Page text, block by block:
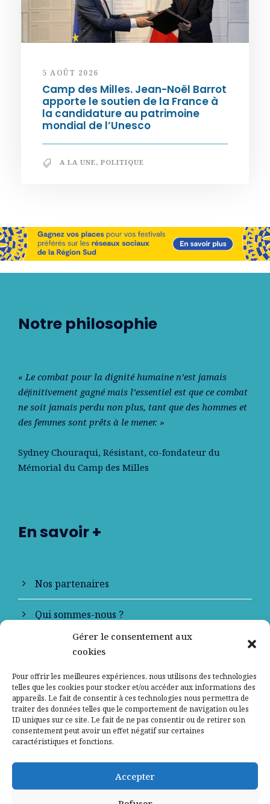
Gérer le consentement aux
cookies
Pour offrir les meilleures expériences, nous utilisons des technologies
telles que les cookies pour stocker et/ou accéder aux informations des
appareils. Le fait de consentir à ces technologies nous permettra de
traiter des données telles que le comportement de navigation ou les
ID uniques sur ce site. Le fait de ne pas consentir ou de retirer son
consentement peut avoir un effet négatif sur certaines
caractéristiques et fonctions.
Accepter
5 AOÛT 2026
Camp des Milles. Jean-Noël Barrot
apporte le soutien de la France à
la candidature au patrimoine
mondial de l’Unesco
A LA UNE, POLITIQUE
Notre philosophie
« Le combat pour la dignité humaine n’est jamais
déﬁnitivement gagné mais l’essentiel est que ce combat
ne soit jamais perdu non plus, tant que des hommes et
des femmes sont prêts à le mener. »
Sydney Chouraqui, Résistant, co-fondateur du
Mémorial du Camp des Milles
En savoir +
Nos partenaires
Qui sommes-nous ?
Contactez-nous
Mentions légales
Politique de confidentialité